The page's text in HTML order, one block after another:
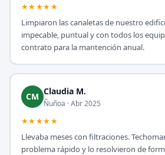
★★★★★
Limpiaron las canaletas de nuestro
impecable, puntual y con todos los
contrato para la mantención anual.
CM Claudia M.
Ñuñoa · Abr 2025
★★★★★
Llevaba meses con filtraciones.
problema rápido y lo resolvieron de